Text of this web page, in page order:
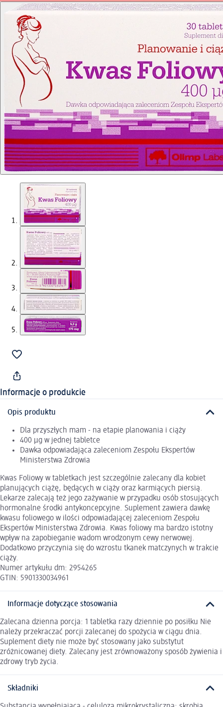
Informacje o produkcie
Opis produktu
Dla przyszłych mam - na etapie planowania i ciąży
400 µg w jednej tabletce
Dawka odpowiadająca zaleceniom Zespołu Ekspertów
Ministerstwa Zdrowia
Kwas Foliowy w tabletkach jest szczególnie zalecany dla kobiet
planujących ciążę, będących w ciąży oraz karmiących piersią.
Lekarze zalecają też jego zażywanie w przypadku osób stosujących
hormonalne środki antykoncepcyjne. Suplement zawiera dawkę
kwasu foliowego w ilości odpowiadającej zaleceniom Zespołu
Ekspertów Ministerstwa Zdrowia. Kwas foliowy ma bardzo istotny
wpływ na zapobieganie wadom wrodzonym cewy nerwowej.
Dodatkowo przyczynia się do wzrostu tkanek matczynych w trakcie
ciąży.
Numer artykułu dm: 2954265
GTIN: 5901330034961
Informacje dotyczące stosowania
Zalecana dzienna porcja: 1 tabletka razy dziennie po posiłku Nie
należy przekraczać porcji zalecanej do spożycia w ciągu dnia.
Suplement diety nie może być stosowany jako substytut
zróżnicowanej diety. Zalecany jest zrównoważony sposób żywienia i
zdrowy tryb życia.
Składniki